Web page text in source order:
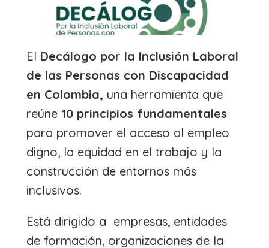
El Decálogo por la Inclusión Laboral
de las Personas con Discapacidad
en Colombia, una herramienta que
reúne 10 principios fundamentales
para promover el acceso al empleo
digno, la equidad en el trabajo y la
construcción de entornos más
inclusivos.
Está dirigido a empresas, entidades
de formación, organizaciones de la